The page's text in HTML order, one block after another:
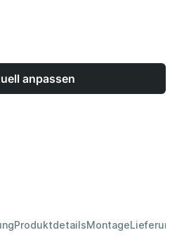
anpassen
ProduktdetailsMontage